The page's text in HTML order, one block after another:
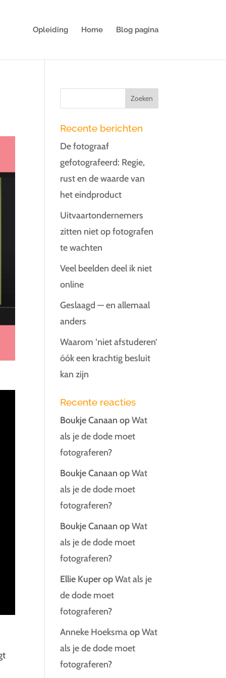
Opleiding Home Blog pagina
Recente berichten
De fotograaf
gefotografeerd: Regie,
rust en de waarde van
het eindproduct
Uitvaartondernemers
zitten niet op fotografen
te wachten
Veel beelden deel ik niet
online
Geslaagd — en allemaal
anders
Waarom ‘niet afstuderen’
óók een krachtig besluit
kan zijn
Recente reacties
Boukje Canaan opWat
als je de dode moet
fotograferen?
Boukje Canaan opWat
als je de dode moet
fotograferen?
Boukje Canaan opWat
als je de dode moet
fotograferen?
Ellie KuperopWat als je
de dode moet
fotograferen?
Anneke HoeksmaopWat
als je de dode moet
fotograferen?